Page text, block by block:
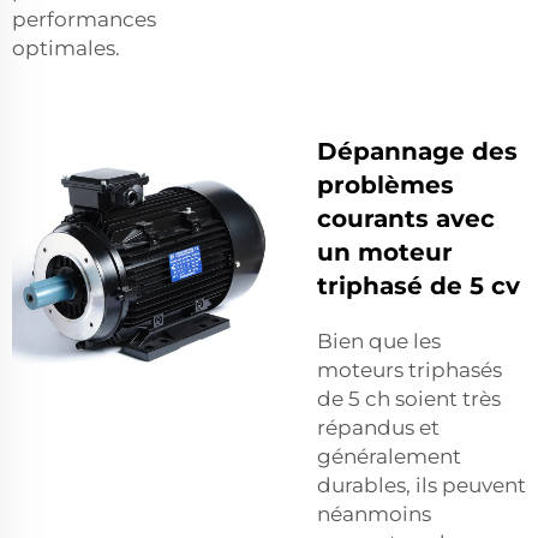
performances
optimales.
Dépannage des
problèmes
courants avec
un moteur
triphasé de 5 cv
Bien que les
moteurs triphasés
de 5 ch soient très
répandus et
généralement
durables, ils peuvent
néanmoins